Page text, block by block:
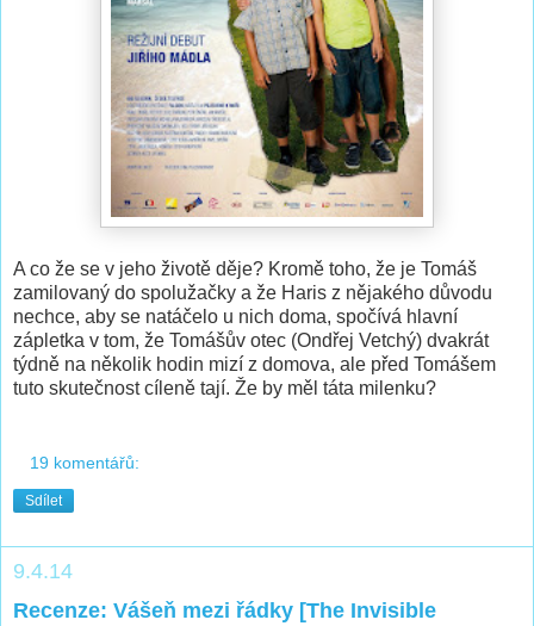
A co že se v jeho životě děje? Kromě toho, že je Tomáš
zamilovaný do spolužačky a že Haris z nějakého důvodu
nechce, aby se natáčelo u nich doma, spočívá hlavní
zápletka v tom, že Tomášův otec (Ondřej Vetchý) dvakrát
týdně na několik hodin mizí z domova, ale před Tomášem
tuto skutečnost cíleně tají. Že by měl táta milenku?
19 komentářů:
Sdílet
9.4.14
Recenze: Vášeň mezi řádky [The Invisible